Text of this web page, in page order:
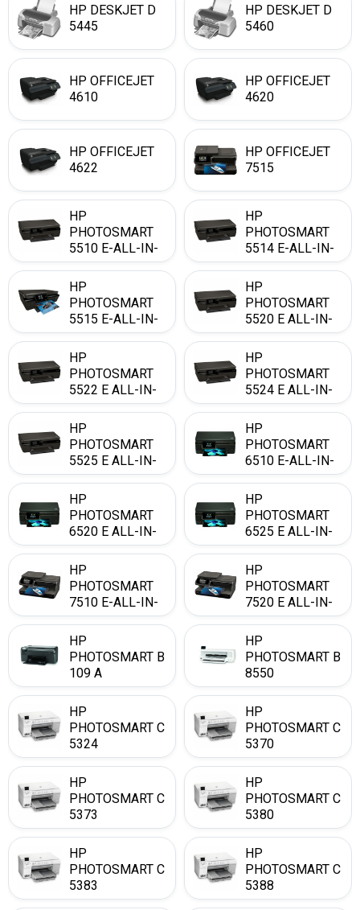
HP DESKJET D
5445
HP DESKJET D
5460
HP OFFICEJET
4610
HP OFFICEJET
4620
HP OFFICEJET
4622
HP OFFICEJET
7515
HP
PHOTOSMART
5510 E-ALL-IN-
ONE
HP
PHOTOSMART
5514 E-ALL-IN-
ONE
HP
PHOTOSMART
5515 E-ALL-IN-
ONE
HP
PHOTOSMART
5520 E ALL-IN-
ONE
HP
PHOTOSMART
5522 E ALL-IN-
ONE
HP
PHOTOSMART
5524 E ALL-IN-
ONE
HP
PHOTOSMART
5525 E ALL-IN-
ONE
HP
PHOTOSMART
6510 E-ALL-IN-
ONE
HP
PHOTOSMART
6520 E ALL-IN-
ONE
HP
PHOTOSMART
6525 E ALL-IN-
ONE
HP
PHOTOSMART
7510 E-ALL-IN-
ONE
HP
PHOTOSMART
7520 E ALL-IN-
ONE
HP
PHOTOSMART B
109 A
HP
PHOTOSMART B
8550
HP
PHOTOSMART C
5324
HP
PHOTOSMART C
5370
HP
PHOTOSMART C
5373
HP
PHOTOSMART C
5380
HP
PHOTOSMART C
5383
HP
PHOTOSMART C
5388